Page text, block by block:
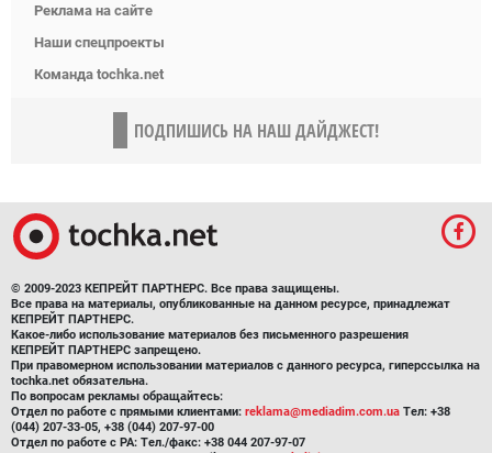
Реклама на сайте
Наши спецпроекты
Команда tochka.net
ПОДПИШИСЬ НА НАШ ДАЙДЖЕСТ!
© 2009-2023 КЕПРЕЙТ ПАРТНЕРС. Все права защищены.
Все права на материалы, опубликованные на данном ресурсе, принадлежат
КЕПРЕЙТ ПАРТНЕРС.
Какое-либо использование материалов без письменного разрешения
КЕПРЕЙТ ПАРТНЕРС запрещено.
При правомерном использовании материалов с данного ресурса, гиперссылка на
tochka.net обязательна.
По вопросам рекламы обращайтесь:
Отдел по работе с прямыми клиентами: reklama@mediadim.com.ua Тел: +38
(044) 207-33-05, +38 (044) 207-97-00
Отдел по работе с РА: Тел./факс: +38 044 207-97-07